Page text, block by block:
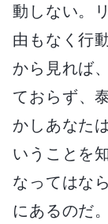
動しない。
由もなく行
から見れば
ておらず、
かしあなた
いうことを
なってはな
にあるのだ